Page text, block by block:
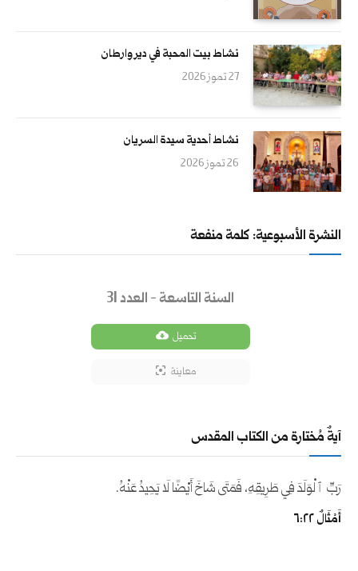
نشاط بيت المحبة في دير وارطان
27 تموز 2026
نشاط أحدية سيدة السريان
26 تموز 2026
النشرة الأسبوعية: كلمة منفعة
السنة التاسعة - العدد 31
تحميل
معاينة
آيةٌ مُختارة من الكتاب المقدس
رَبِّ ٱلْوَلَدَ فِي طَرِيقِهِ، فَمَتَى شَاخَ أَيْضًا لَا يَحِيدُ عَنْهُ.
أَمْثَالٌ ٢٢:‏٦